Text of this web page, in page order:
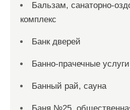
Бальзам, санаторно-
комплекс
Банк дверей
Банно-прачечные
Банный рай, сауна